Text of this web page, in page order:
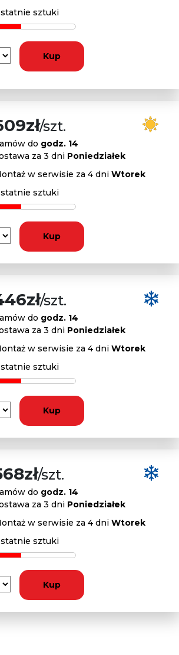
sztuki
Kup
/szt.
do godz. 14
za 3 dni Poniedziałek
w serwisie za 4 dni Wtorek
sztuki
Kup
/szt.
do godz. 14
za 3 dni Poniedziałek
w serwisie za 4 dni Wtorek
sztuki
Kup
/szt.
do godz. 14
za 3 dni Poniedziałek
w serwisie za 4 dni Wtorek
sztuki
Kup